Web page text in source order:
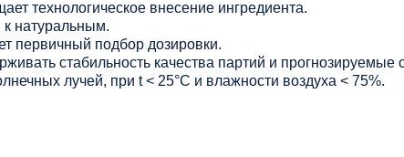
технологическое внесение ингредиента.
натуральным.
первичный подбор дозировки.
стабильность качества партий и прогнозируемые
лучей, при t < 25°С и влажности воздуха < 75%.